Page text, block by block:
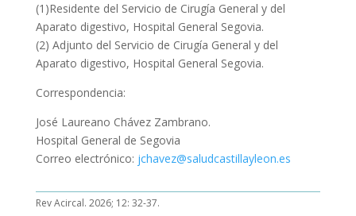
(1)Residente del Servicio de Cirugía General y del
Aparato digestivo, Hospital General Segovia.
(2) Adjunto del Servicio de Cirugía General y del
Aparato digestivo, Hospital General Segovia.
Correspondencia:
José Laureano Chávez Zambrano.
Hospital General de Segovia
Correo electrónico: jchavez@saludcastillayleon.es
Rev Acircal. 2026; 12: 32-37.